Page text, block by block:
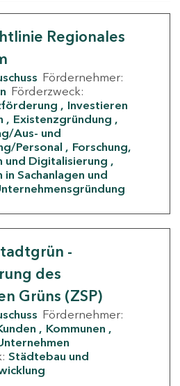
Regionales
Fördernehmer:
Förderzweck:
Investieren
Existenzgründung
Aus- und
Personal
Forschung,
und Digitalisierung
Sachanlagen und
-
des
Grüns (ZSP)
Fördernehmer:
Kommunen
Städtebau und